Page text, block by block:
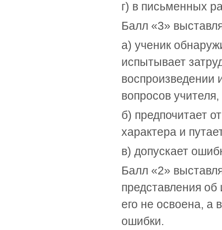
г) в письменных
Балл «3»
а) ученик
испытывает
воспроизведении
вопросов учителя,
б) предпочитает
характера и
в) допускает
Балл «2»
представления
его не освоена, а
ошибки.